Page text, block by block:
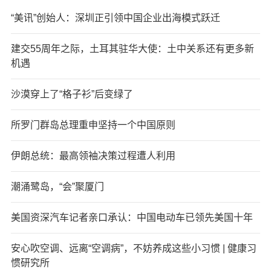
“美讯”创始人：深圳正引领中国企业出海模式跃迁
建交55周年之际，土耳其驻华大使：土中关系还有更多新
机遇
沙漠穿上了“格子衫”后变绿了
所罗门群岛总理重申坚持一个中国原则
伊朗总统：最高领袖决策过程遭人利用
潮涌鹭岛，“会”聚厦门
美国资深汽车记者亲口承认：中国电动车已领先美国十年
安心吹空调、远离“空调病”，不妨养成这些小习惯 | 健康习
惯研究所